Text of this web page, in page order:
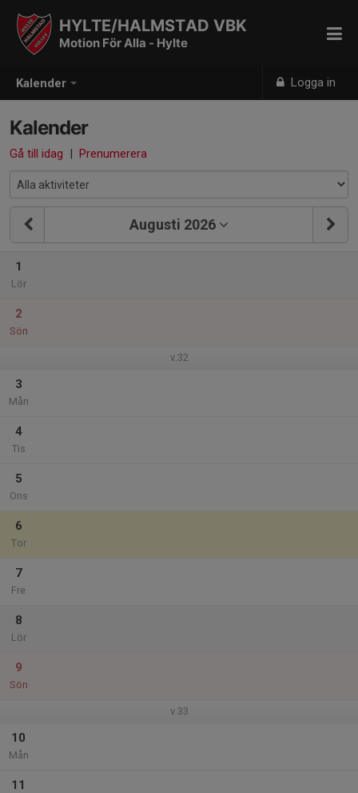
Kalender Logga in
HYLTE/HALMSTAD VBK
Motion För Alla - Hylte
Kalender
Gå till idag | Prenumerera
Augusti 2026
1
Lör
2
Sön
v.32
3
Mån
4
Tis
5
Ons
6
Tor
7
Fre
8
Lör
9
Sön
v.33
10
Mån
11